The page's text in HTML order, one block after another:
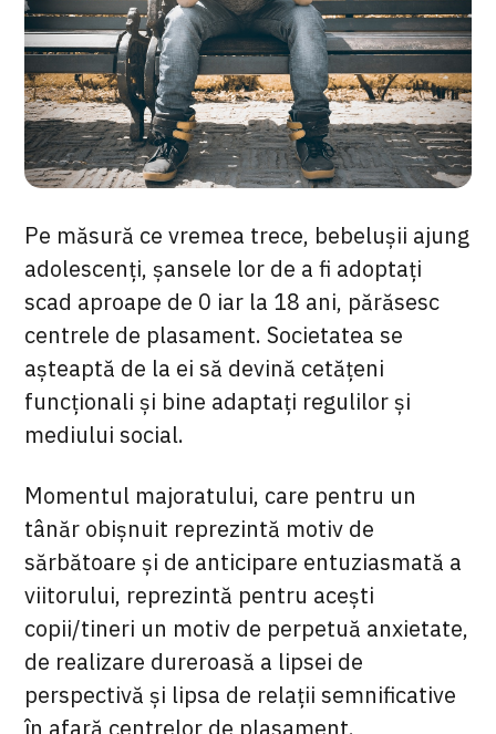
Pe măsură ce vremea trece, bebelușii ajung
adolescenți, șansele lor de a fi adoptați
scad aproape de 0 iar la 18 ani, părăsesc
centrele de plasament. Societatea se
așteaptă de la ei să devină cetățeni
funcționali și bine adaptați regulilor și
mediului social.
Momentul majoratului, care pentru un
tânăr obișnuit reprezintă motiv de
sărbătoare și de anticipare entuziasmată a
viitorului, reprezintă pentru acești
copii/tineri un motiv de perpetuă anxietate,
de realizare dureroasă a lipsei de
perspectivă și lipsa de relații semnificative